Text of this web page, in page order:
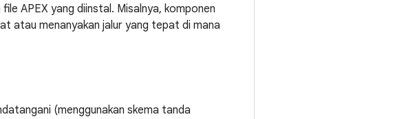
APEX yang diinstal. Misalnya, komponen
atau menanyakan jalur yang tepat di mana
(menggunakan skema tanda